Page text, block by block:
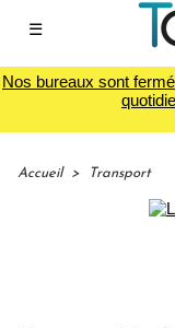
☰
Nos bureaux sont
Accueil > Transport